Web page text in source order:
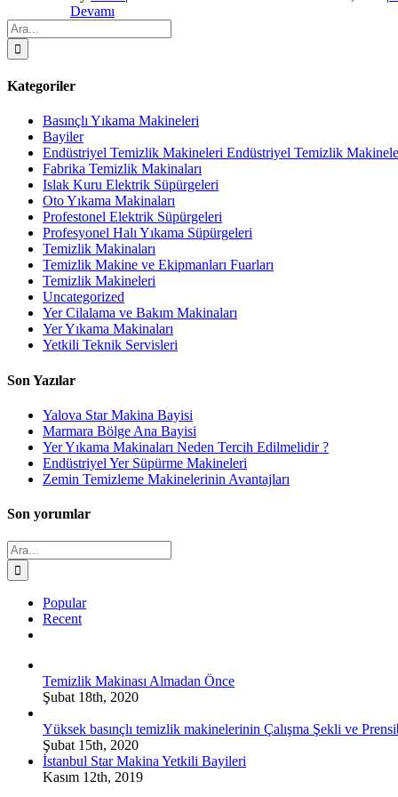
Devamı
Ara:
Kategoriler
Basınçlı Yıkama Makineleri
Bayiler
Endüstriyel Temizlik Makineleri Endüstriyel Temizlik
Fabrika Temizlik Makinaları
Islak Kuru Elektrik Süpürgeleri
Oto Yıkama Makinaları
Profestonel Elektrik Süpürgeleri
Profesyonel Halı Yıkama Süpürgeleri
Temizlik Makinaları
Temizlik Makine ve Ekipmanları Fuarları
Temizlik Makineleri
Uncategorized
Yer Cilalama ve Bakım Makinaları
Yer Yıkama Makinaları
Yetkili Teknik Servisleri
Son Yazılar
Yalova Star Makina Bayisi
Marmara Bölge Ana Bayisi
Yer Yıkama Makinaları Neden Tercih Edilmelidir ?
Endüstriyel Yer Süpürme Makineleri
Zemin Temizleme Makinelerinin Avantajları
Son yorumlar
Ara:
Popular
Recent
Temizlik Makinası Almadan Önce
Şubat 18th, 2020
Yüksek basınçlı temizlik makinelerinin Çalışma Şekli ve
Şubat 15th, 2020
İstanbul Star Makina Yetkili Bayileri
Kasım 12th, 2019